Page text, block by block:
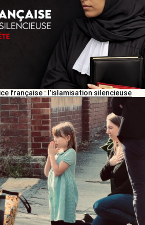
française : l’islamisation silencieuse